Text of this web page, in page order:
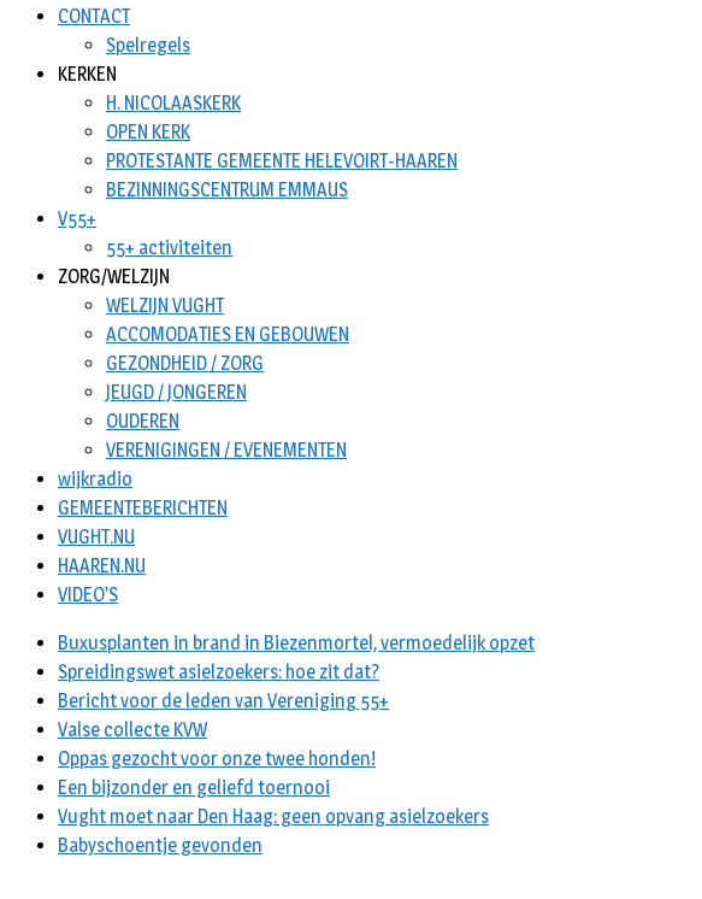
CONTACT
Spelregels
KERKEN
H. NICOLAASKERK
OPEN KERK
PROTESTANTE GEMEENTE HELEVOIRT-HAAREN
BEZINNINGSCENTRUM EMMAUS
V55+
55+ activiteiten
ZORG/WELZIJN
WELZIJN VUGHT
ACCOMODATIES EN GEBOUWEN
GEZONDHEID / ZORG
JEUGD / JONGEREN
OUDEREN
VERENIGINGEN / EVENEMENTEN
wijkradio
GEMEENTEBERICHTEN
VUGHT.NU
HAAREN.NU
VIDEO’S
Buxusplanten in brand in Biezenmortel, vermoedelijk opzet
Spreidingswet asielzoekers: hoe zit dat?
Bericht voor de leden van Vereniging 55+
Valse collecte KVW
Oppas gezocht voor onze twee honden!
Een bijzonder en geliefd toernooi
Vught moet naar Den Haag: geen opvang asielzoekers
Babyschoentje gevonden